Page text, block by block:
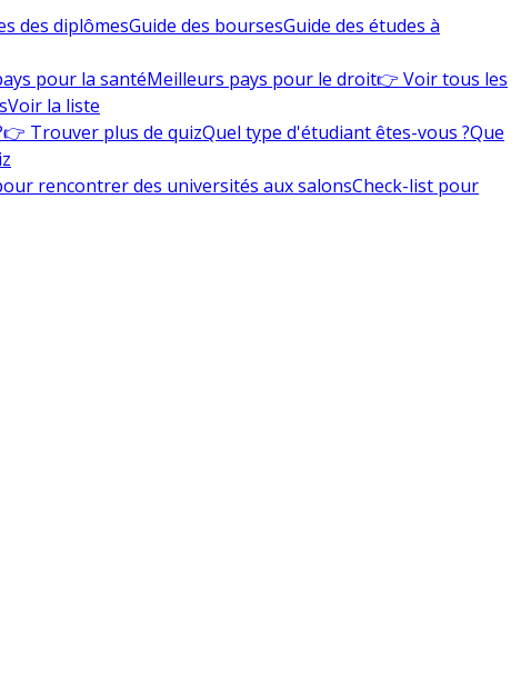
des diplômesGuide des boursesGuide des études à
pour la santéMeilleurs pays pour le droit👉 Voir tous les
Voir la liste
👉 Trouver plus de quizQuel type d'étudiant êtes-vous ?Que
rencontrer des universités aux salonsCheck-list pour